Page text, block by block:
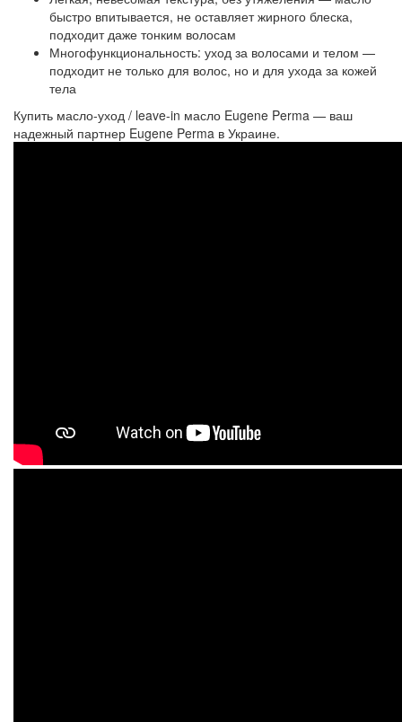
быстро впитывается, не оставляет жирного блеска,
подходит даже тонким волосам
Многофункциональность: уход за волосами и телом —
подходит не только для волос, но и для ухода за кожей
тела
Купить масло-уход / leave-in масло Eugene Perma — ваш
надежный партнер Eugene Perma в Украине.